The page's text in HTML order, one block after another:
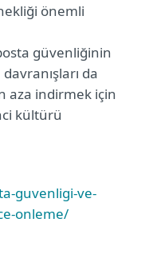
önemli
güvenliğinin
da
aza indirmek için
kültürü
guvenligi-ve-
onleme/